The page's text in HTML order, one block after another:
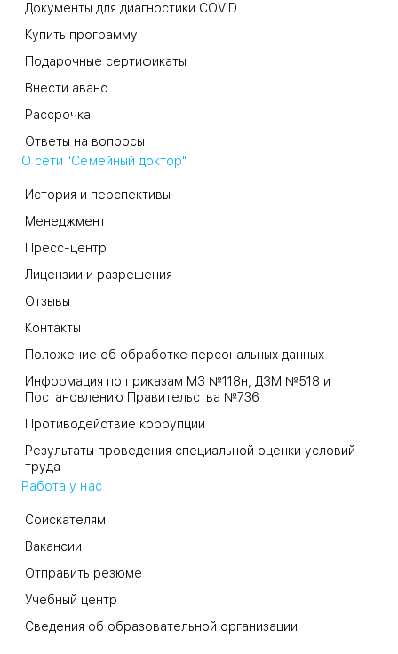
Документы для диагностики COVID
Купить программу
Подарочные сертификаты
Внести аванс
Рассрочка
Ответы на вопросы
О сети "Семейный доктор"
История и перспективы
Менеджмент
Пресс-центр
Лицензии и разрешения
Отзывы
Контакты
Положение об обработке персональных данных
Информация по приказам МЗ №118н, ДЗМ №518 и
Постановлению Правительства №736
Противодействие коррупции
Результаты проведения специальной оценки условий
труда
Работа у нас
Соискателям
Вакансии
Отправить резюме
Учебный центр
Сведения об образовательной организации